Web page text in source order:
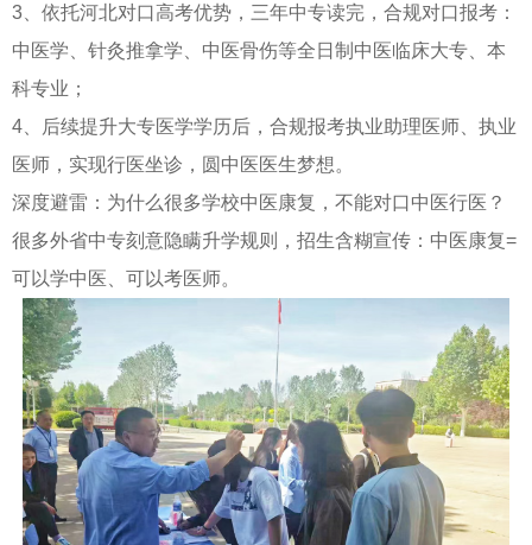
3、依托河北对口高考优势，三年中专读完，合规对口报考：
中医学、针灸推拿学、中医骨伤等全日制中医临床大专、本
科专业；
4、后续提升大专医学学历后，合规报考执业助理医师、执业
医师，实现行医坐诊，圆中医医生梦想。
深度避雷：为什么很多学校中医康复，不能对口中医行医？
很多外省中专刻意隐瞒升学规则，招生含糊宣传：中医康复=
可以学中医、可以考医师。